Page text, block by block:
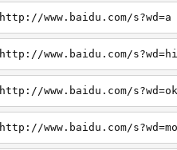
http://www.baidu.com/s?wd=a
http://www.baidu.com/s?wd=hi
http://www.baidu.com/s?wd=ok
http://www.baidu.com/s?wd=mo